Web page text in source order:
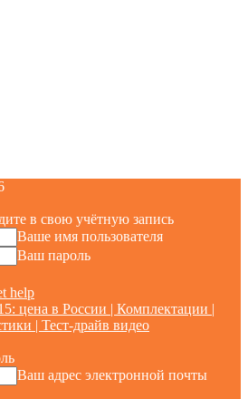
в свою учётную запись
Ваше имя пользователя
Ваш пароль
help
цена в России | Комплектации |
| Тест-драйв видео
Ваш адрес электронной почты